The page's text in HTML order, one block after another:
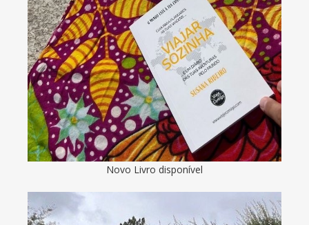
Novo Livro disponível